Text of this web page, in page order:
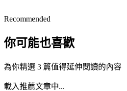
Recommended
你可能也喜歡
為你精選 3 篇值得延伸閱讀的內容
載入推薦文章中...